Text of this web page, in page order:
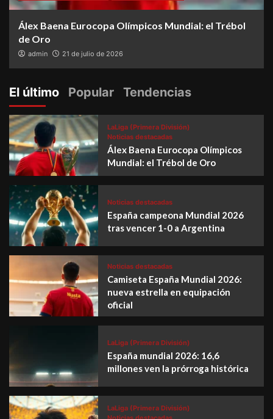
Álex Baena Eurocopa Olímpicos Mundial: el Trébol
de Oro
admin 21 de julio de 2026
El último Popular Tendencias
LaLiga (Primera División)
Noticias destacadas
Álex Baena Eurocopa Olímpicos
Mundial: el Trébol de Oro
Noticias destacadas
España campeona Mundial 2026
tras vencer 1-0 a Argentina
Noticias destacadas
Camiseta España Mundial 2026:
nueva estrella en equipación
oficial
LaLiga (Primera División)
España mundial 2026: 16,6
millones ven la prórroga histórica
LaLiga (Primera División)